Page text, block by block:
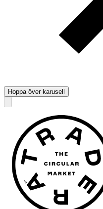
Hoppa över karusell